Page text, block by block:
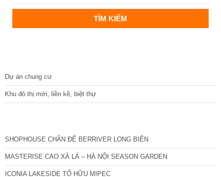
Dự án chung cư
Khu đô thị mới, liền kề, biệt thự
SHOPHOUSE CHÂN ĐẾ BERRIVER LONG BIÊN
MASTERISE CAO XÀ LÁ – HÀ NỘI SEASON GARDEN
ICONIA LAKESIDE TỐ HỮU MIPEC